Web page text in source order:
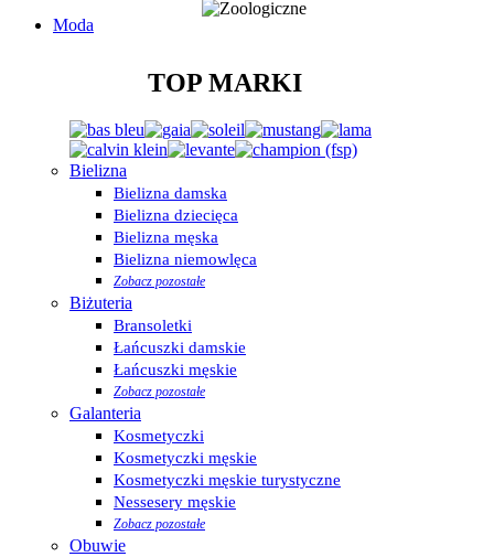
Moda
TOP MARKI
Bielizna
Bielizna damska
Bielizna dziecięca
Bielizna męska
Bielizna niemowlęca
Zobacz pozostałe
Biżuteria
Bransoletki
Łańcuszki damskie
Łańcuszki męskie
Zobacz pozostałe
Galanteria
Kosmetyczki
Kosmetyczki męskie
Kosmetyczki męskie turystyczne
Nessesery męskie
Zobacz pozostałe
Obuwie